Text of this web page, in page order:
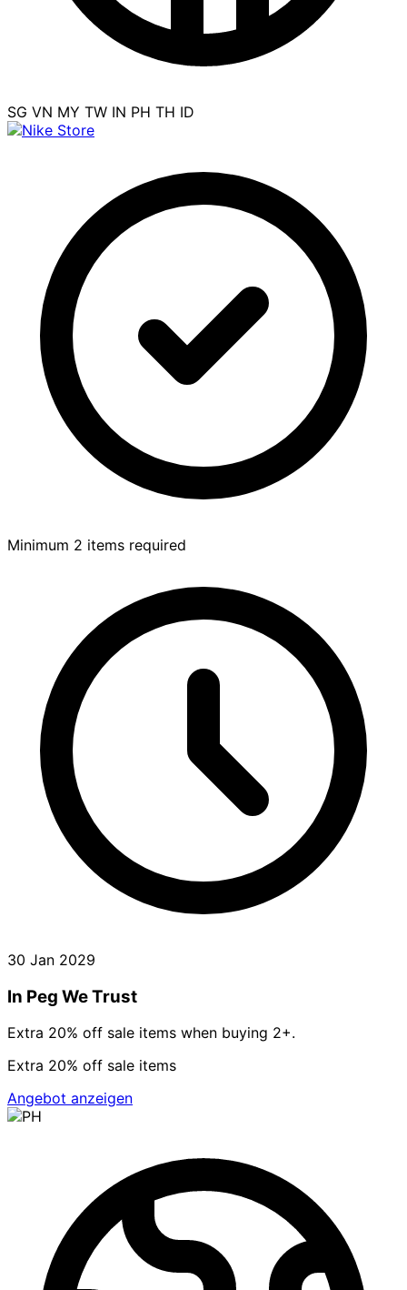
SG VN MY TW IN PH TH ID
Minimum 2 items required
30 Jan 2029
In Peg We Trust
Extra 20% off sale items when buying 2+.
Extra 20% off sale items
Angebot anzeigen